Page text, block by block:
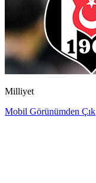
Milliyet
Mobil Görünümden Çık